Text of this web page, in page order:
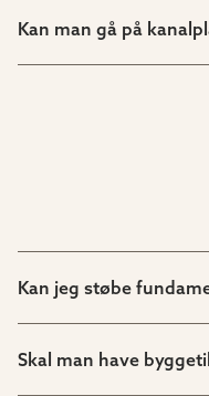
Kan man gå på
Kan jeg støbe
Skal man have